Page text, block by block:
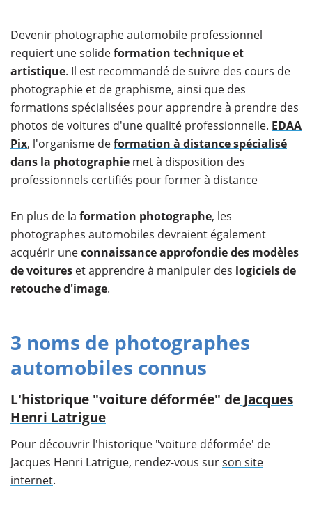
Devenir photographe automobile professionnel
requiert une solideformation technique et
artistique. Il est recommandé de suivre des cours de
photographie et de graphisme, ainsi que des
formations spécialisées pour apprendre à prendre des
photos de voitures d'une qualité professionnelle. EDAA
Pix, l'organisme deformation à distance spécialisé
dans la photographie met à disposition des
professionnels certifiés pour former à distance
En plus de la formation photographe, les
photographes automobiles devraient également
acquérir uneconnaissance approfondie des modèles
de voitures et apprendre à manipuler des logiciels de
retouche d'image.
3 noms de photographes
automobiles connus
L'historique "voiture déformée" de Jacques
Henri Latrigue
Pour découvrir l'historique "voiture déformée' de
Jacques Henri Latrigue, rendez-vous surson site
internet.